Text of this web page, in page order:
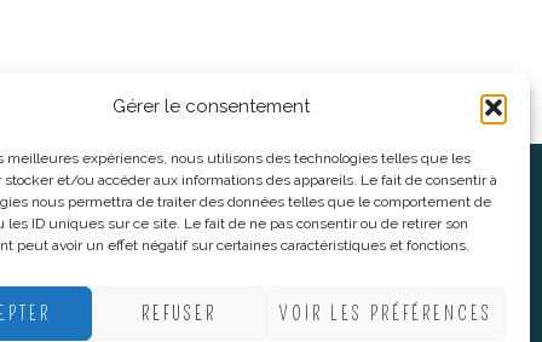
Gérer le consentement
meilleures expériences, nous utilisons des technologies telles que les
stocker et/ou accéder aux informations des appareils. Le fait de consentir à
nous permettra de traiter des données telles que le comportement de
les ID uniques sur ce site. Le fait de ne pas consentir ou de retirer son
peut avoir un effet négatif sur certaines caractéristiques et fonctions.
REFUSER VOIR LES PRÉFÉRENCES
Informations légales
CGV
Politique De Confidentialité